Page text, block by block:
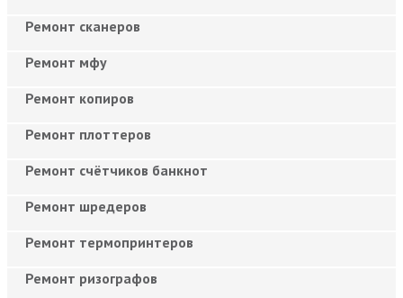
Ремонт сканеров
Ремонт мфу
Ремонт копиров
Ремонт плоттеров
Ремонт счётчиков банкнот
Ремонт шредеров
Ремонт термопринтеров
Ремонт ризографов